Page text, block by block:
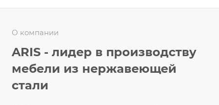
О компании
ARIS - лидер в производству
мебели из нержавеющей
стали